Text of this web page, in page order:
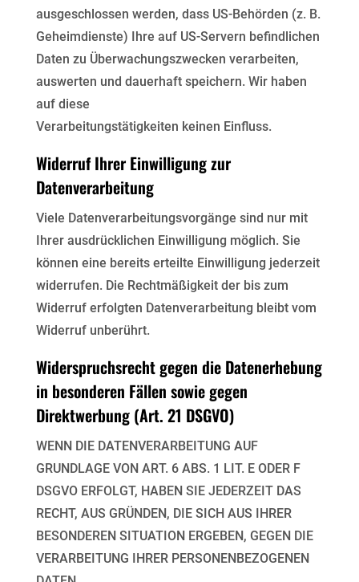
ausgeschlossen werden, dass US-Behörden (z. B.
Geheimdienste) Ihre auf US-Servern befindlichen
Daten zu Überwachungszwecken verarbeiten,
auswerten und dauerhaft speichern. Wir haben
auf diese
Verarbeitungstätigkeiten keinen Einfluss.
Widerruf Ihrer Einwilligung zur
Datenverarbeitung
Viele Datenverarbeitungsvorgänge sind nur mit
Ihrer ausdrücklichen Einwilligung möglich. Sie
können eine bereits erteilte Einwilligung jederzeit
widerrufen. Die Rechtmäßigkeit der bis zum
Widerruf erfolgten Datenverarbeitung bleibt vom
Widerruf unberührt.
Widerspruchsrecht gegen die Datenerhebung
in besonderen Fällen sowie gegen
Direktwerbung (Art. 21 DSGVO)
WENN DIE DATENVERARBEITUNG AUF
GRUNDLAGE VON ART. 6 ABS. 1 LIT. E ODER F
DSGVO ERFOLGT, HABEN SIE JEDERZEIT DAS
RECHT, AUS GRÜNDEN, DIE SICH AUS IHRER
BESONDEREN SITUATION ERGEBEN, GEGEN DIE
VERARBEITUNG IHRER PERSONENBEZOGENEN